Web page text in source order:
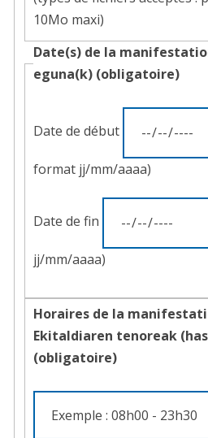
10Mo maxi)
Date(s) de la
eguna(k) (obligatoire)
Date de début
début
l'évènement
format jj/mm/aaaa)
Date de fin
fin
de
l'évènement
jj/mm/aaaa)
Horaires de la
Ekitaldiaren tenoreak
(obligatoire)